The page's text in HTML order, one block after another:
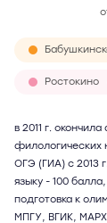
Ростокино
в 2011 г.
филологических
ОГЭ (ГИА) с 2013
языку - 100
подготовка к
МПГУ, ВГИК,